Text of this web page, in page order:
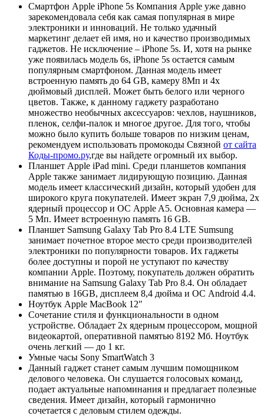
Смартфон Apple iPhone 5s Компания Apple уже давно
зарекомендовала себя как самая популярная в мире
электроники и инноваций. Не только удачный
маркетинг делает ей имя, но и качество производимых
гаджетов. Не исключение – iPhone 5s. И, хотя на рынке
уже появилась модель 6s, iPhone 5s остается самым
популярным смартфоном. Данная модель имеет
встроенную память до 64 GB, камеру 8Мп и 4х
дюймовый дисплей. Может быть белого или черного
цветов. Также, к данному гаджету разработано
множество необычных аксессуаров: чехлов, наушников,
пленок, селфи-палок и многое другое. Для того, чтобы
можно было купить больше товаров по низким ценам,
рекомендуем использовать промокоды Связной от сайта
Коды-промо.ру,где вы найдете огромный их выбор.
Планшет Apple iPad mini. Среди планшетов компания
Apple также занимает лидирующую позицию. Данная
модель имеет классический дизайн, который удобен для
широкого круга покупателей. Имеет экран 7,9 дюйма, 2х
ядерный процессор и ОС Apple A5. Основная камера —
5 Мп. Имеет встроенную память 16 GB.
Планшет Samsung Galaxy Tab Pro 8.4 LTE Sumsung
занимает почетное второе место среди производителей
электроники по популярности товаров. Их гаджеты
более доступны и порой не уступают по качеству
компании Apple. Поэтому, покупатель должен обратить
внимание на Samsung Galaxy Tab Pro 8.4. Он обладает
памятью в 16GB, дисплеем 8,4 дюйма и ОС Android 4.4.
Ноутбук Apple MacBook 12″
Сочетание стиля и функциональности в одном
устройстве. Обладает 2х ядерным процессором, мощной
видеокартой, оперативной памятью 8192 Мб. Ноутбук
очень легкий — до 1 кг.
Умные часы Sony SmartWatch 3
Данный гаджет станет самым лучшим помощником
делового человека. Он слушается голосовых команд,
подает актуальные напоминания и предлагает полезные
сведения. Имеет дизайн, который гармонично
сочетается с деловым стилем одежды.